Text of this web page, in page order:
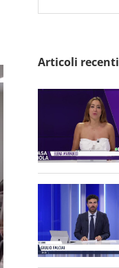
Articoli recenti